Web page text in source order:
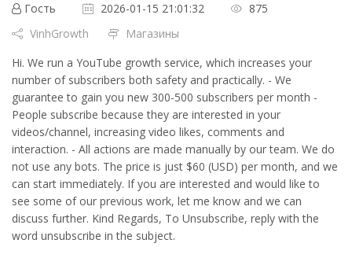
Гость 2026-01-15 21:01:32
875
VinhGrowth
Магазины
Hi. We run a YouTube growth service, which increases your
number of subscribers both safety and practically. - We
guarantee to gain you new 300-500 subscribers per month -
People subscribe because they are interested in your
videos/channel, increasing video likes, comments and
interaction. - All actions are made manually by our team. We do
not use any bots. The price is just $60 (USD) per month, and we
can start immediately. If you are interested and would like to
see some of our previous work, let me know and we can
discuss further. Kind Regards, To Unsubscribe, reply with the
word unsubscribe in the subject.